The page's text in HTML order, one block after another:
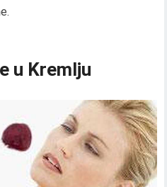
u Kremlju